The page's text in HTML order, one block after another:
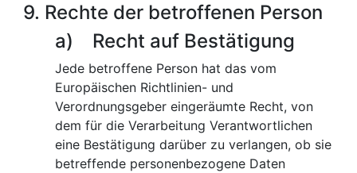
9. Rechte der betroffenen Person
a) Recht auf Bestätigung
Jede betroffene Person hat das vom
Europäischen Richtlinien- und
Verordnungsgeber eingeräumte Recht, von
dem für die Verarbeitung Verantwortlichen
eine Bestätigung darüber zu verlangen, ob sie
betreffende personenbezogene Daten